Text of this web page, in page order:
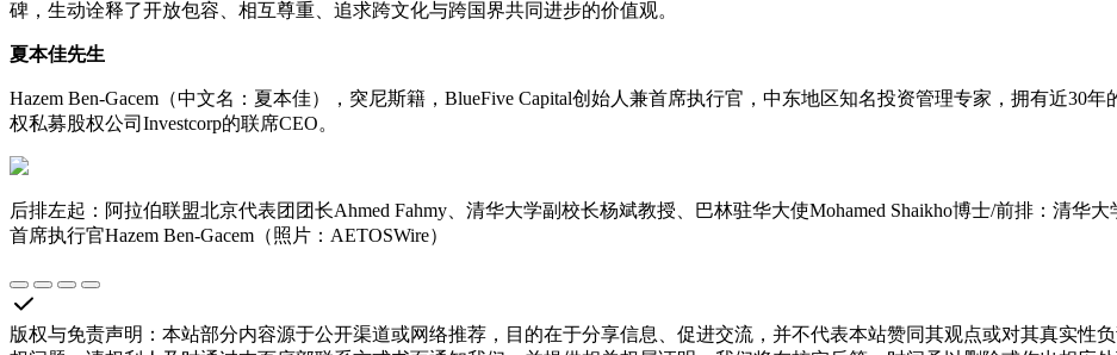
碑，生动诠释了开放包容、相互尊重、追求跨文化与跨国界共同进步的价值观。
夏本佳先生
Hazem Ben-Gacem（中文名：夏本佳），突尼斯籍，BlueFive Capital创始人兼首席执行官，中东地区知名投资管理专家，拥有近30
权私募股权公司Investcorp的联席CEO。
后排左起：阿拉伯联盟北京代表团团长Ahmed Fahmy、清华大学副校长杨斌教授、巴林驻华大使Mohamed Shaikho博士/前排：清华
首席执行官Hazem Ben-Gacem（照片：AETOSWire）
版权与免责声明 ： 本站部分内容源于公开渠道或网络推荐，目的在于分享信息、促进交流，并不代表本站赞同其观点或对其真实性